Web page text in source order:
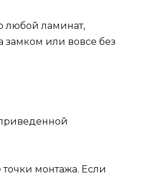
любой ламинат,
замком или вовсе без
монтажа. Если